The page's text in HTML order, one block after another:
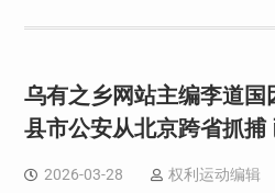
乌有之乡网站主编李道
县市公安从北京跨省抓捕
2026-03-28 权利运动编辑